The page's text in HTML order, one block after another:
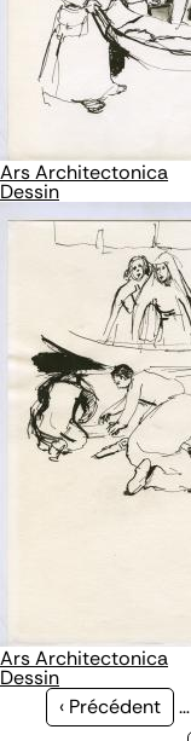
Ars Architectonica
Dessin
Ars Architectonica
Dessin
Page
‹ Précédent …